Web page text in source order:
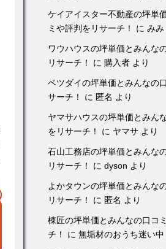
ケイアイスター不動産の坪単
ミや評判をリサーチ！
に みみ
ワウハウスの坪単価とみんな
リサーチ！
に 購入者 より
ベツダイの坪単価とみんなの
サーチ！
に 匿名 より
ヤマサハウスの坪単価とみん
をリサーチ！
に ヤマサ より
石山工務店の坪単価とみんな
リサーチ！
に dyson より
よかタウンの坪単価とみんな
リサーチ！
に 匿名 より
棟匠の坪単価とみんなの口コ
チ！
に 無垢材のおうち迷い中